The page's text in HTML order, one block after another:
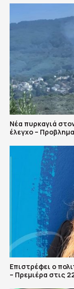
Νέα πυρκαγιά
έλεγχο –
Επιστρέφει ο
– Πρεμιέρα στις